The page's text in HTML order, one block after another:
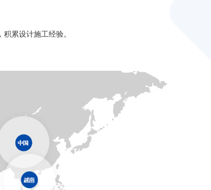
累设计施工经验。